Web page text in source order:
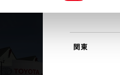
東北
関東